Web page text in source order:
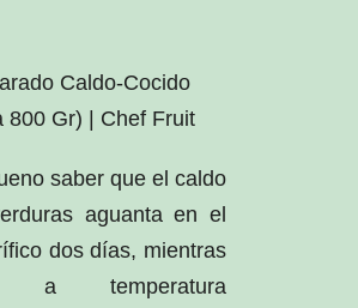
Caldo-Cocido
800 Gr) | Chef Fruit
saber que el caldo
aguanta en el
dos días, mientras
a temperatura